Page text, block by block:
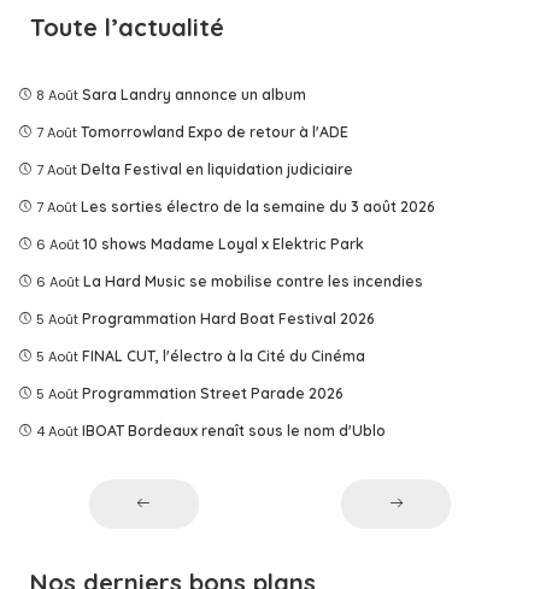
Toute l’actualité
8 Août Sara Landry annonce un album
7 Août Tomorrowland Expo de retour à l'ADE
7 Août Delta Festival en liquidation judiciaire
7 Août Les sorties électro de la semaine du 3 août 2026
6 Août 10 shows Madame Loyal x Elektric Park
6 Août La Hard Music se mobilise contre les incendies
5 Août Programmation Hard Boat Festival 2026
5 Août FINAL CUT, l'électro à la Cité du Cinéma
5 Août Programmation Street Parade 2026
4 Août IBOAT Bordeaux renaît sous le nom d'Ublo
Nos derniers bons plans